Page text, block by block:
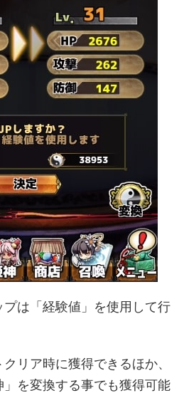
プは「経験値」を使用して行
クリア時に獲得できるほか、
を変換する事でも獲得可能